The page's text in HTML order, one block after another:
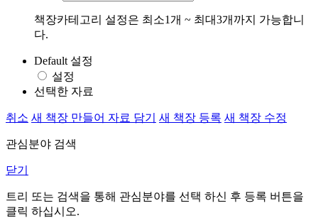
책장카테고리 설정은 최소1개 ~ 최대3개까지 가능합니
다.
Default 설정
설정
선택한 자료
취소 새 책장 만들어 자료 담기 새 책장 등록 새 책장 수정
관심분야 검색
닫기
트리 또는 검색을 통해 관심분야를 선택 하신 후 등록 버튼을
클릭 하십시오.